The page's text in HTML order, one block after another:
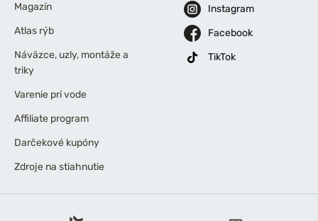
Magazín
Atlas rýb
Náväzce, uzly, montáže a
triky
Varenie pri vode
Affiliate program
Darčekové kupóny
Zdroje na stiahnutie
Instagram
Facebook
TikTok